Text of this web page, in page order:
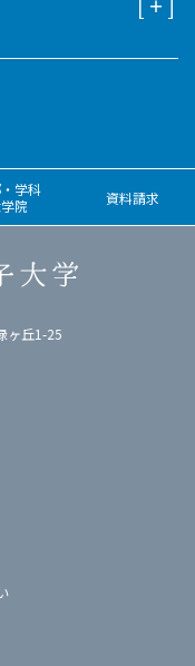
学科
院
資料請求
ヶ丘1-25